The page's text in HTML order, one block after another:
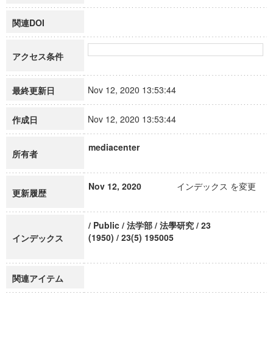
関連DOI
アクセス条件
最終更新日 Nov 12, 2020 13:53:44
作成日 Nov 12, 2020 13:53:44
所有者
mediacenter
更新履歴
Nov 12, 2020 インデックス を変更
インデックス
/ Public / 法学部 / 法學研究 / 23
(1950) / 23(5) 195005
関連アイテム